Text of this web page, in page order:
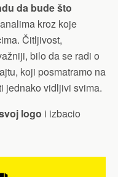
da bude što
kroz koje
Čitljivost,
bilo da se radi o
koji posmatramo na
jednako vidljivi svima.
logo i izbacio